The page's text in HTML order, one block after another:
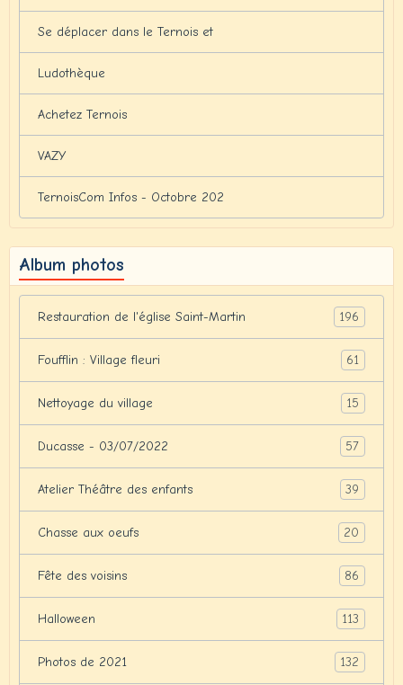
Se déplacer dans le Ternois et
Ludothèque
Achetez Ternois
VAZY
TernoisCom Infos - Octobre 202
Album photos
Restauration de l'église Saint-Martin 196
Foufflin : Village fleuri 61
Nettoyage du village 15
Ducasse - 03/07/2022 57
Atelier Théâtre des enfants 39
Chasse aux oeufs 20
Fête des voisins 86
Halloween 113
Photos de 2021 132